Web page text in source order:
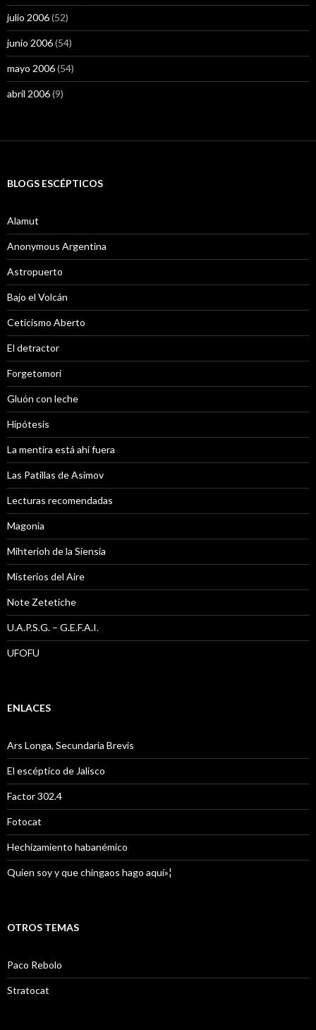
julio 2006(52)
junio 2006(54)
mayo 2006(54)
abril 2006(9)
BLOGS ESCÉPTICOS
Alamut
Anonymous Argentina
Astropuerto
Bajo el Volcán
Ceticismo Aberto
El detractor
Forgetomori
Gluón con leche
Hipótesis
La mentira está ahi fuera
Las Patillas de Asimov
Lecturas recomendadas
Magonia
Mihterioh de la Siensia
Misterios del Aire
Note Zetetiche
U.A.P.S.G. – G.E.F.A.I.
UFOFU
ENLACES
Ars Longa, Secundaria Brevis
El escéptico de Jalisco
Factor 302.4
Fotocat
Hechizamiento habanémico
Quien soy y que chingaos hago aquí»¦
OTROS TEMAS
Paco Rebolo
Stratocat